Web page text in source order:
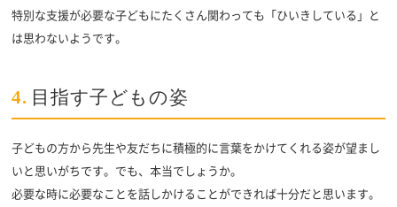
特別な支援が必要な子どもにたくさん関わっても「ひいきしている」と
は思わないようです。
4. 目指す子どもの姿
子どもの方から先生や友だちに積極的に言葉をかけてくれる姿が望まし
いと思いがちです。でも、本当でしょうか。
必要な時に必要なことを話しかけることができれば十分だと思います。